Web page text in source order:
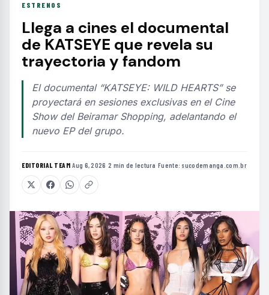
ESTRENOS
Llega a cines el documental
de KATSEYE que revela su
trayectoria y fandom
El documental “KATSEYE: WILD HEARTS” se
proyectará en sesiones exclusivas en el Cine
Show del Beiramar Shopping, adelantando el
nuevo EP del grupo.
EDITORIAL TEAM·Aug 6, 2026 ·2 min de lectura ·Fuente: sucodemanga.com.br